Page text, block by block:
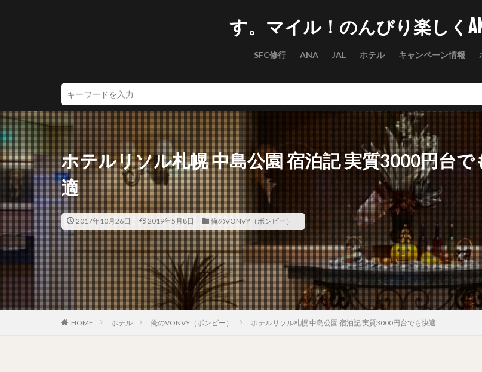
す。マイル！のんびり楽しく
SFC修行 ANA JAL ホテル キャンペーン情報
ホテルリソル札幌 中島公園 宿泊記 実質3000円台で
適
2017年10月26日 2019年5月8日 俺のVONVY（ボンビー）
HOME ホテル 俺のVONVY（ボンビー） ホテルリソル札幌 中島公園 宿泊記 実質3000円台でも快適